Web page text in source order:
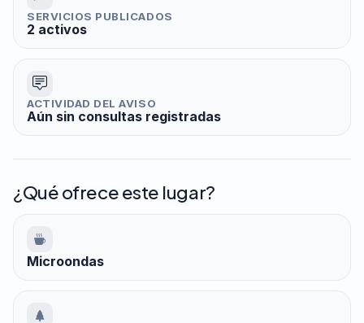
SERVICIOS PUBLICADOS
2 activos
ACTIVIDAD DEL AVISO
Aún sin consultas registradas
¿Qué ofrece este lugar?
Microondas